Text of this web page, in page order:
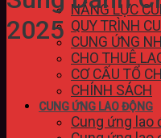
NĂNG LỰC
QUY TRÌNH
CUNG ỨNG
CHO THUÊ
CƠ CẤU TỔ
CHÍNH SÁCH
CUNG ỨNG LAO ĐỘNG
Cung ứng lao
2025